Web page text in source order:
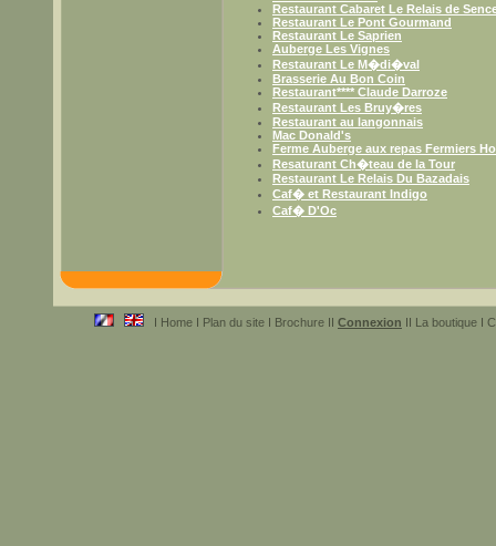
Restaurant Cabaret Le Relais de
Restaurant Le Pont Gourmand
Restaurant Le Saprien
Auberge Les Vignes
Restaurant Le M�di�val
Brasserie Au Bon Coin
Restaurant**** Claude Darroze
Restaurant Les Bruy�res
Restaurant au langonnais
Mac Donald's
Ferme Auberge aux repas Fermiers
Resaturant Ch�teau de la Tour
Restaurant Le Relais Du Bazadais
Caf� et Restaurant Indigo
Caf� D'Oc
I Home I Plan du site I Brochure II Connexion II La boutique I